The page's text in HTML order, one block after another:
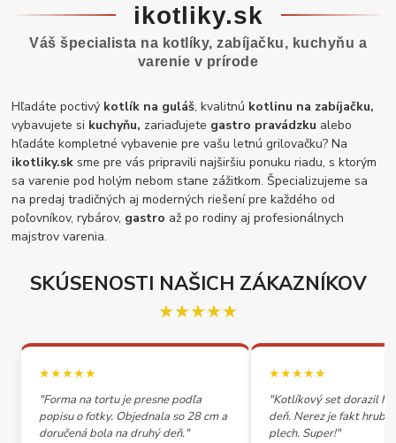
ikotliky.sk
Váš špecialista na kotlíky, zabíjačku, kuchyňu a
varenie v prírode
Hľadáte poctivý kotlík na guláš, kvalitnú kotlinu na zabíjačku,
vybavujete si kuchyňu, zariaďujete gastro pravádzku alebo
hľadáte kompletné vybavenie pre vašu letnú grilovačku? Na
ikotliky.sk sme pre vás pripravili najširšiu ponuku riadu, s ktorým
sa varenie pod holým nebom stane zážitkom. Špecializujeme sa
na predaj tradičných aj moderných riešení pre každého od
poľovníkov, rybárov, gastro až po rodiny aj profesionálnych
majstrov varenia.
SKÚSENOSTI NAŠICH ZÁKAZNÍKOV
★★★★★
★★★★★
"Forma na tortu je presne podľa
popisu o fotky. Objednala so 28 cm a
doručená bola na druhý deň."
★★★★★
"Kotlíkový set dorazil
deň. Nerez je fakt
plech. Super!"